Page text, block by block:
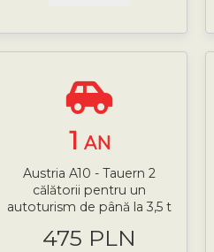
1 AN
Austria A10 - Tauern 2
călătorii pentru un
autoturism de până la 3,5 t
475 PLN